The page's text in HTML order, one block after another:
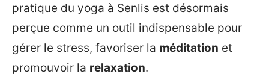
pratique du yoga à Senlis est désormais
perçue comme un outil indispensable pour
gérer le stress, favoriser la méditation et
promouvoir la relaxation.